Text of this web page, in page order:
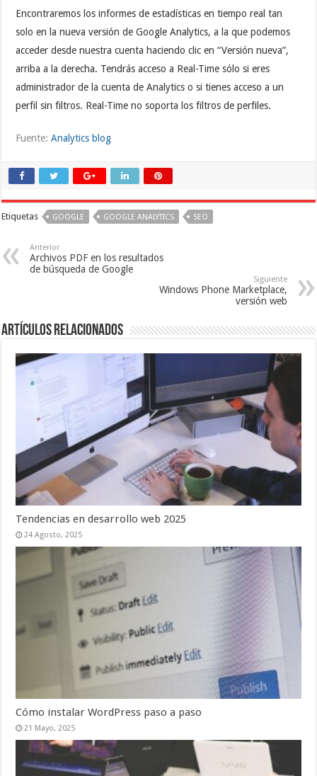
Encontraremos los informes de estadísticas en tiempo real tan
solo en la nueva versión de Google Analytics, a la que podemos
acceder desde nuestra cuenta haciendo clic en “Versión nueva”,
arriba a la derecha. Tendrás acceso a Real-Time sólo si eres
administrador de la cuenta de Analytics o si tienes acceso a un
perfil sin filtros. Real-Time no soporta los filtros de perfiles.
Fuente: Analytics blog
Etiquetas GOOGLE GOOGLE ANALYTICS SEO
Anterior
Archivos PDF en los resultados
de búsqueda de Google
Siguiente
Windows Phone Marketplace,
versión web
Artículos relacionados
Tendencias en desarrollo web 2025
24 Agosto, 2025
Cómo instalar WordPress paso a paso
21 Mayo, 2025